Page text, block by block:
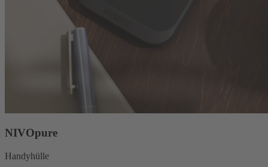
NIVOpure
Handyhülle